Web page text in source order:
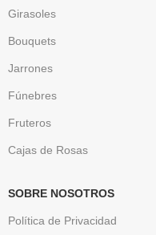
Girasoles
Bouquets
Jarrones
Fúnebres
Fruteros
Cajas de Rosas
SOBRE NOSOTROS
Política de Privacidad